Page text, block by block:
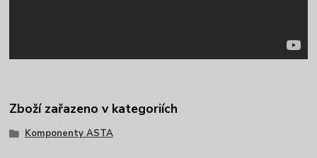
Zboží zařazeno v kategoriích
Komponenty ASTA